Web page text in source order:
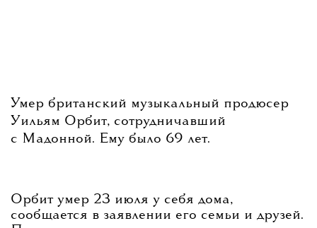
Умер британский музыкальный продюсер
Уильям Орбит, сотрудничавший
с Мадонной. Ему было 69 лет.
Орбит умер 23 июля у себя дома,
сообщается в заявлении его семьи и друзей.